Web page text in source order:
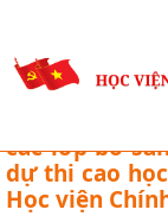
Thông báo
các lớp bổ
dự thi cao
Học viện